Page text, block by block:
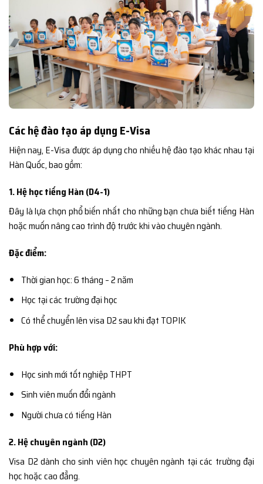
Các hệ đào tạo áp dụng E-Visa
Hiện nay, E-Visa được áp dụng cho nhiều hệ đào tạo khác nhau tại
Hàn Quốc, bao gồm:
1. Hệ học tiếng Hàn (D4-1)
Đây là lựa chọn phổ biến nhất cho những bạn chưa biết tiếng Hàn
hoặc muốn nâng cao trình độ trước khi vào chuyên ngành.
Đặc điểm:
Thời gian học: 6 tháng – 2 năm
Học tại các trường đại học
Có thể chuyển lên visa D2 sau khi đạt TOPIK
Phù hợp với:
Học sinh mới tốt nghiệp THPT
Sinh viên muốn đổi ngành
Người chưa có tiếng Hàn
2. Hệ chuyên ngành (D2)
Visa D2 dành cho sinh viên học chuyên ngành tại các trường đại
học hoặc cao đẳng.